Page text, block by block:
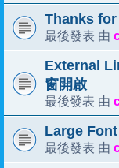
Thanks for
最後發表 由
External
窗開啟
最後發表 由
Large
最後發表 由